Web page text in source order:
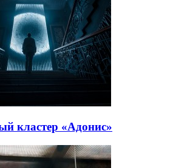
кластер «Адонис»